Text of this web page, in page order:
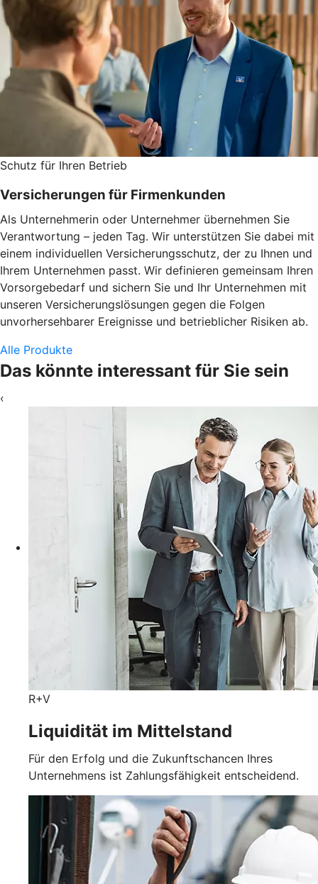
Schutz für Ihren Betrieb
Versicherungen für Firmenkunden
Als Unternehmerin oder Unternehmer übernehmen Sie
Verantwortung – jeden Tag. Wir unterstützen Sie dabei mit
einem individuellen Versicherungsschutz, der zu Ihnen und
Ihrem Unternehmen passt. Wir definieren gemeinsam Ihren
Vorsorgebedarf und sichern Sie und Ihr Unternehmen mit
unseren Versicherungslösungen gegen die Folgen
unvorhersehbarer Ereignisse und betrieblicher Risiken ab.
Alle Produkte
Das könnte interessant für Sie sein
‹
R+V
Liquidität im Mittelstand
Für den Erfolg und die Zukunftschancen Ihres
Unternehmens ist Zahlungsfähigkeit entscheidend.